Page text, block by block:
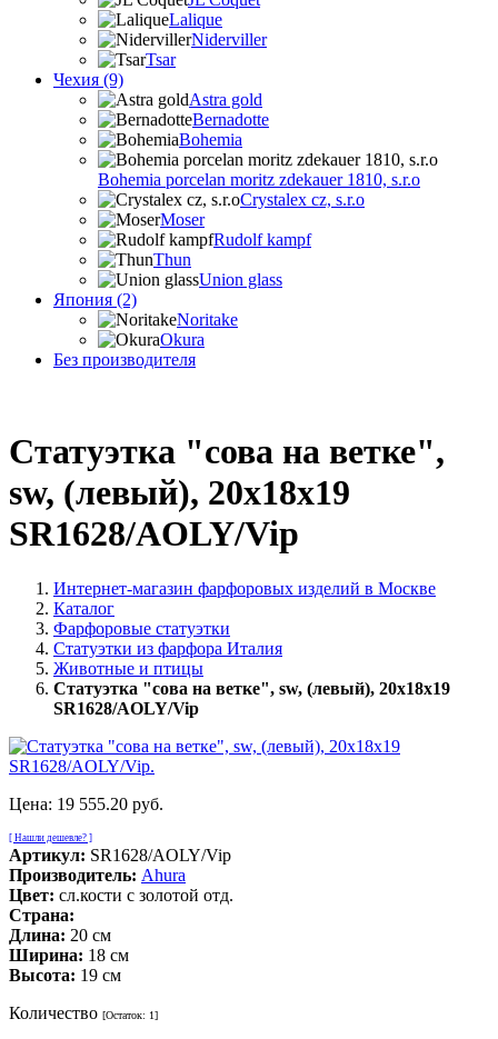
Lalique
Niderviller
Tsar
Чехия (9)
Astra gold
Bernadotte
Bohemia
Bohemia porcelan moritz zdekauer 1810, s.r.o
Crystalex cz, s.r.o
Moser
Rudolf kampf
Thun
Union glass
Япония (2)
Noritake
Okura
Без производителя
Статуэтка "сова на ветке",
sw, (левый), 20х18х19
SR1628/AOLY/Vip
Интернет-магазин фарфоровых изделий в Москве
Каталог
Фарфоровые статуэтки
Статуэтки из фарфора Италия
Животные и птицы
Статуэтка "сова на ветке", sw, (левый), 20х18х19
SR1628/AOLY/Vip
Цена: 19 555.20 руб.
[ Нашли дешевле? ]
Артикул: SR1628/AOLY/Vip
Производитель: Ahura
Цвет: сл.кости с золотой отд.
Страна:
Длина: 20 см
Ширина: 18 см
Высота: 19 см
Количество [Остаток: 1]